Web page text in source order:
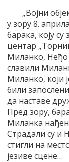
„Војни
у зору 8.
барака, коју
центар
Миланко, Неђо
славили
Миланко, који
били
да наставе
Пред зору,
Миланка
Страдали су и
стигли на
језиве сцене…